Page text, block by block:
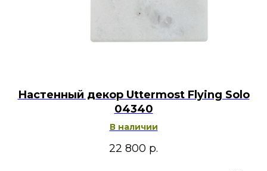
Настенный декор Uttermost Flying Solo
04340
В наличии
22 800 р.